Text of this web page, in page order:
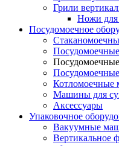
Грили
Ножи для
Посудомоечное
Машины для
Аксессуары
Упаковочное
Вакуумные
Вертикальное